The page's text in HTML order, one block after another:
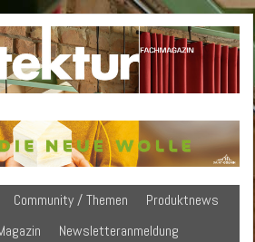
Community / Themen
Produktnews
Newsletteranmeldung